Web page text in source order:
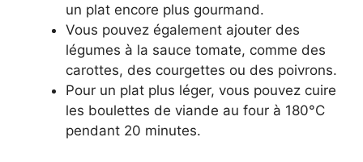
un plat encore plus gourmand.
Vous pouvez également ajouter des
légumes à la sauce tomate, comme des
carottes, des courgettes ou des poivrons.
Pour un plat plus léger, vous pouvez cuire
les boulettes de viande au four à 180°C
pendant 20 minutes.